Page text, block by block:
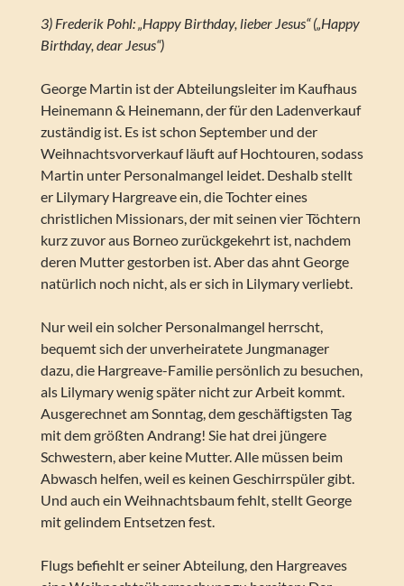
3) Frederik Pohl: „Happy Birthday, lieber Jesus“ („Happy
Birthday, dear Jesus“)
George Martin ist der Abteilungsleiter im Kaufhaus
Heinemann & Heinemann, der für den Ladenverkauf
zuständig ist. Es ist schon September und der
Weihnachtsvorverkauf läuft auf Hochtouren, sodass
Martin unter Personalmangel leidet. Deshalb stellt
er Lilymary Hargreave ein, die Tochter eines
christlichen Missionars, der mit seinen vier Töchtern
kurz zuvor aus Borneo zurückgekehrt ist, nachdem
deren Mutter gestorben ist. Aber das ahnt George
natürlich noch nicht, als er sich in Lilymary verliebt.
Nur weil ein solcher Personalmangel herrscht,
bequemt sich der unverheiratete Jungmanager
dazu, die Hargreave-Familie persönlich zu besuchen,
als Lilymary wenig später nicht zur Arbeit kommt.
Ausgerechnet am Sonntag, dem geschäftigsten Tag
mit dem größten Andrang! Sie hat drei jüngere
Schwestern, aber keine Mutter. Alle müssen beim
Abwasch helfen, weil es keinen Geschirrspüler gibt.
Und auch ein Weihnachtsbaum fehlt, stellt George
mit gelindem Entsetzen fest.
Flugs befiehlt er seiner Abteilung, den Hargreaves